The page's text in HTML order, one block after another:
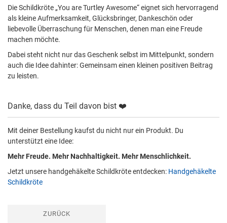
Die Schildkröte „You are Turtley Awesome“ eignet sich hervorragend
als kleine Aufmerksamkeit, Glücksbringer, Dankeschön oder
liebevolle Überraschung für Menschen, denen man eine Freude
machen möchte.
Dabei steht nicht nur das Geschenk selbst im Mittelpunkt, sondern
auch die Idee dahinter: Gemeinsam einen kleinen positiven Beitrag
zu leisten.
Danke, dass du Teil davon bist ❤️
Mit deiner Bestellung kaufst du nicht nur ein Produkt. Du
unterstützt eine Idee:
Mehr Freude. Mehr Nachhaltigkeit. Mehr Menschlichkeit.
Jetzt unsere handgehäkelte Schildkröte entdecken: Handgehäkelte
Schildkröte
ZURÜCK